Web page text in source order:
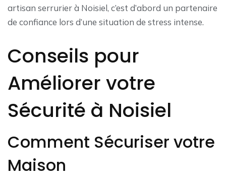
artisan serrurier à Noisiel, c’est d’abord un partenaire
de confiance lors d’une situation de stress intense.
Conseils pour
Améliorer votre
Sécurité à Noisiel
Comment Sécuriser votre
Maison